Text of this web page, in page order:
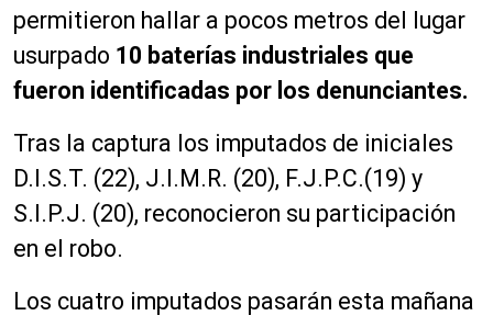
permitieron hallar a pocos metros del lugar
usurpado 10 baterías industriales que
fueron identificadas por los denunciantes.
Tras la captura los imputados de iniciales
D.I.S.T. (22), J.I.M.R. (20), F.J.P.C.(19) y
S.I.P.J. (20), reconocieron su participación
en el robo.
Los cuatro imputados pasarán esta mañana